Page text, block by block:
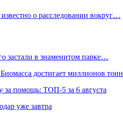
о расследовании вокруг…
застали в знаменитом парке…
достигает миллионов тонн
за помощь: ТОП-5 за 6 августа
уже завтра